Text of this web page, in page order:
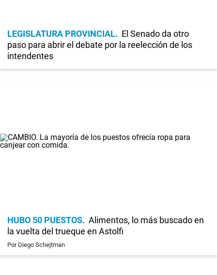
LEGISLATURA PROVINCIAL
El Senado da otro
paso para abrir el debate por la reelección de los
intendentes
HUBO 50 PUESTOS
Alimentos, lo más buscado en
la vuelta del trueque en Astolfi
Por Diego Schejtman